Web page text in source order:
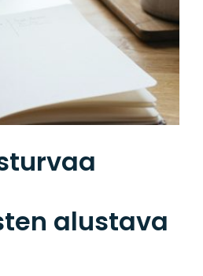
alustava